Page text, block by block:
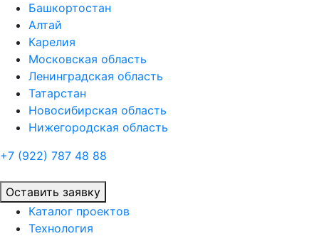
Башкортостан
Алтай
Карелия
Московская область
Ленинградская область
Татарстан
Новосибирская область
Нижегородская область
+7 (922) 787 48 88
Оставить заявку
Каталог проектов
Технология